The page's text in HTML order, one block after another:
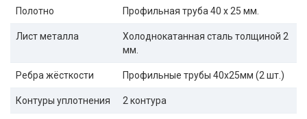
Полотно Профильная труба 40 х 25 мм.
Лист металла
Холоднокатанная сталь толщиной 2
мм.
Ребра жёсткости Профильные трубы 40х25мм (2 шт.)
Контуры уплотнения 2 контура